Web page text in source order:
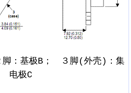
脚：基极B； ３脚(外壳)：集
电极C